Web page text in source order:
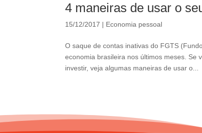
4 maneiras de usar o
15/12/2017 | Economia pessoal
O saque de contas inativas do FGTS
economia brasileira nos últimos meses. Se
investir, veja algumas maneiras de usar o...